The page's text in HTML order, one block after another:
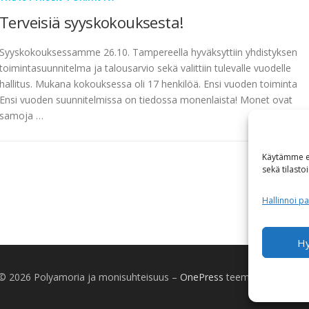
Käytämme
sekä
Hallinnoi
Terveisiä syyskokouksesta!
Syyskokouksessamme 26.10. Tampereella hyväksyttiin yhdistyksen
toimintasuunnitelma ja talousarvio sekä valittiin tulevalle vuodelle
hallitus. Mukana kokouksessa oli 17 henkilöä. Ensi vuoden toiminta
Ensi vuoden suunnitelmissa on tiedossa monenlaista! Monet ovat
samoja …
2026 Polyamoria ja monisuhteisuus – OnePress teeman luonut